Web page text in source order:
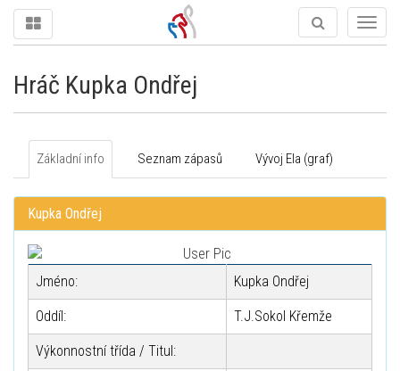
Hráč Kupka Ondřej
Základní info Seznam zápasů Vývoj Ela (graf)
Kupka Ondřej
Jméno: Kupka Ondřej
Oddíl: T.J.Sokol Křemže
Výkonnostní třída / Titul: